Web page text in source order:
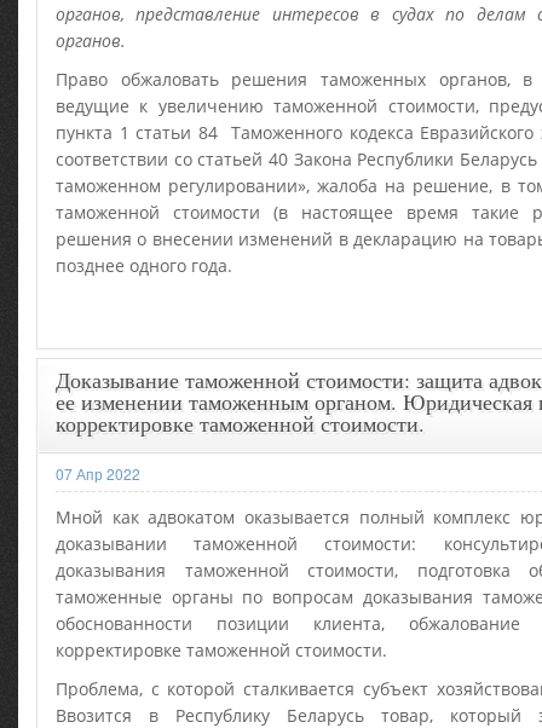
органов, представление интересов в судах по
органов.
Право обжаловать решения таможенных органов,
ведущие к увеличению таможенной стоимости,
пункта 1 статьи 84 Таможенного кодекса
соответствии со статьей 40 Закона Республики
таможенном регулировании», жалоба на решение, в
таможенной стоимости (в настоящее время такие
решения о внесении изменений в декларацию на
позднее одного года.
Доказывание таможенной стоимости: защита
ее изменении таможенным органом.
корректировке таможенной стоимости.
07 Апр 2022
Мной как адвокатом оказывается полный комплекс
доказывании таможенной стоимости:
доказывания таможенной стоимости,
таможенные органы по вопросам доказывания
обоснованности позиции клиента,
корректировке таможенной стоимости.
Проблема, с которой сталкивается субъект
Ввозится в Республику Беларусь товар,